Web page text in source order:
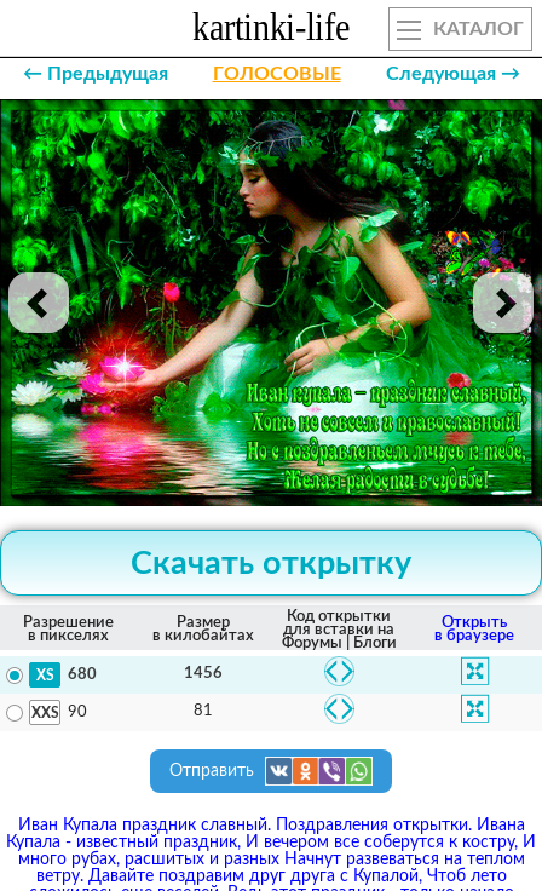
КАТАЛОГ
← Предыдущая ГОЛОСОВЫЕ Следующая →
Скачать открытку
Разрешение
в пикселях
Размер
в килобайтах
Код открытки
для вставки на
Форумы | Блоги
Открыть
в браузере
680 1456
90 81
Отправить
Иван Купала праздник славный. Поздравления открытки. Ивана
Купала - известный праздник, И вечером все соберутся к костру, И
много рубах, расшитых и разных Начнут развеваться на теплом
ветру. Давайте поздравим друг друга с Купалой, Чтоб лето